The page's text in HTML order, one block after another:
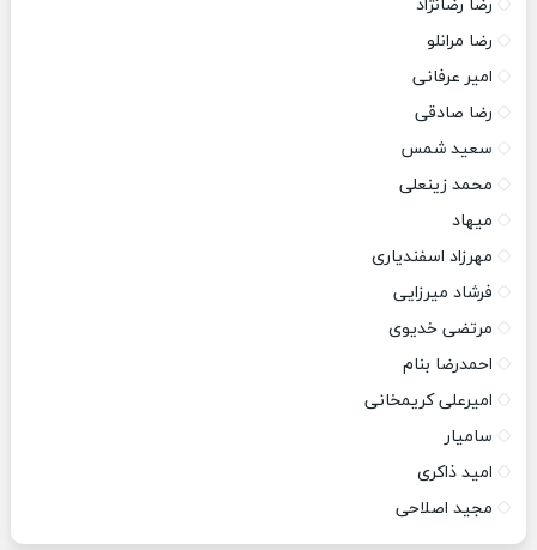
رضا رضانژاد
رضا مرانلو
امیر عرفانی
رضا صادقی
سعید شمس
محمد زینعلی
میهاد
مهرزاد اسفندیاری
فرشاد میرزایی
مرتضی خدیوی
احمدرضا بنام
امیرعلی کریمخانی
سامیار
امید ذاکری
مجید اصلاحی